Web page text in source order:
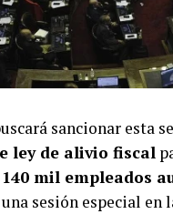
sancionar esta
ley de alivio fiscal
mil empleados
una sesión especial